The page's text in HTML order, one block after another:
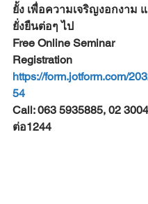
ยั้ง เพื่อความเจริญงอกงาม
ยั่งยืนต่อๆ ไป
Free Online Seminar
Registration
https://form.jotform.com/
54
Call: 063 5935885, 02
ต่อ1244